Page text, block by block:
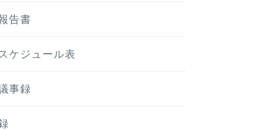
告書
ケジュール表
事録